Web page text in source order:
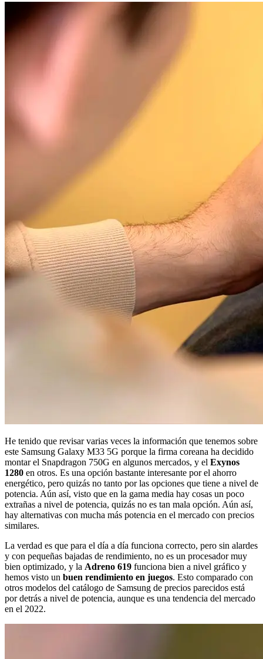
He tenido que revisar varias veces la información que tenemos sobre
este Samsung Galaxy M33 5G porque la firma coreana ha decidido
montar el Snapdragon 750G en algunos mercados, y el Exynos
1280 en otros. Es una opción bastante interesante por el ahorro
energético, pero quizás no tanto por las opciones que tiene a nivel de
potencia. Aún así, visto que en la gama media hay cosas un poco
extrañas a nivel de potencia, quizás no es tan mala opción. Aún así,
hay alternativas con mucha más potencia en el mercado con precios
similares.
La verdad es que para el día a día funciona correcto, pero sin alardes
y con pequeñas bajadas de rendimiento, no es un procesador muy
bien optimizado, y la Adreno 619 funciona bien a nivel gráfico y
hemos visto un buen rendimiento en juegos. Esto comparado con
otros modelos del catálogo de Samsung de precios parecidos está
por detrás a nivel de potencia, aunque es una tendencia del mercado
en el 2022.